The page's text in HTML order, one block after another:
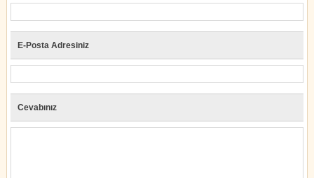
E-Posta Adresiniz
Cevabınız